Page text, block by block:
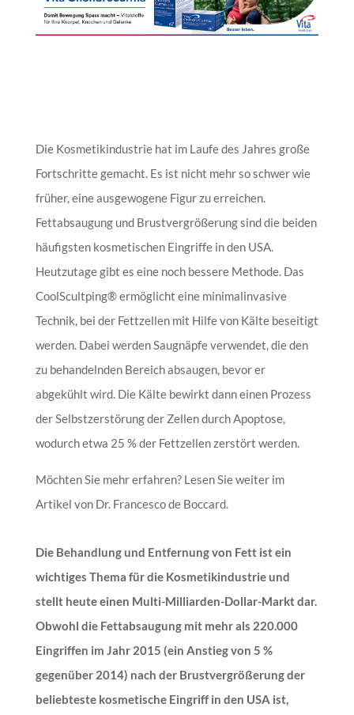
Die Kosmetikindustrie hat im Laufe des Jahres große
Fortschritte gemacht. Es ist nicht mehr so schwer wie
früher, eine ausgewogene Figur zu erreichen.
Fettabsaugung und Brustvergrößerung sind die beiden
häufigsten kosmetischen Eingriffe in den USA.
Heutzutage gibt es eine noch bessere Methode. Das
CoolScultping® ermöglicht eine minimalinvasive
Technik, bei der Fettzellen mit Hilfe von Kälte beseitigt
werden. Dabei werden Saugnäpfe verwendet, die den
zu behandelnden Bereich absaugen, bevor er
abgekühlt wird. Die Kälte bewirkt dann einen Prozess
der Selbstzerstörung der Zellen durch Apoptose,
wodurch etwa 25 % der Fettzellen zerstört werden.
Möchten Sie mehr erfahren? Lesen Sie weiter im
Artikel von Dr. Francesco de Boccard.
Die Behandlung und Entfernung von Fett ist ein
wichtiges Thema für die Kosmetikindustrie und
stellt heute einen Multi-Milliarden-Dollar-Markt dar.
Obwohl die Fettabsaugung mit mehr als 220.000
Eingriffen im Jahr 2015 (ein Anstieg von 5 %
gegenüber 2014) nach der Brustvergrößerung der
beliebteste kosmetische Eingriff in den USA ist,